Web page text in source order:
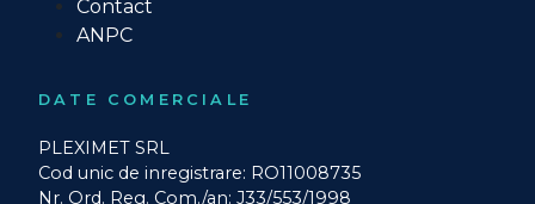
Contact
ANPC
DATE COMERCIALE
PLEXIMET SRL
Cod unic de inregistrare: RO11008735
Nr. Ord. Reg. Com./an: J33/553/1998